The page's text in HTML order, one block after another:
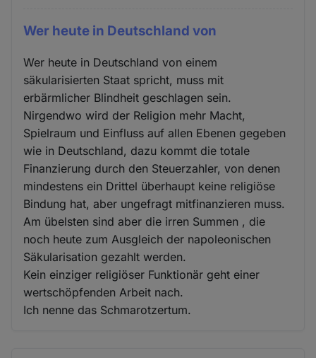
Wer heute in Deutschland von
Wer heute in Deutschland von einem
säkularisierten Staat spricht, muss mit
erbärmlicher Blindheit geschlagen sein.
Nirgendwo wird der Religion mehr Macht,
Spielraum und Einfluss auf allen Ebenen gegeben
wie in Deutschland, dazu kommt die totale
Finanzierung durch den Steuerzahler, von denen
mindestens ein Drittel überhaupt keine religiöse
Bindung hat, aber ungefragt mitfinanzieren muss.
Am übelsten sind aber die irren Summen , die
noch heute zum Ausgleich der napoleonischen
Säkularisation gezahlt werden.
Kein einziger religiöser Funktionär geht einer
wertschöpfenden Arbeit nach.
Ich nenne das Schmarotzertum.